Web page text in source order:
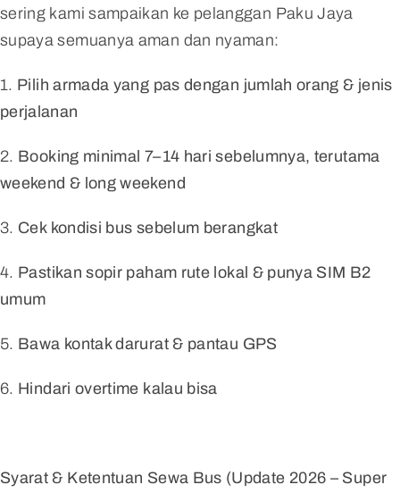
sering kami sampaikan ke pelanggan Paku Jaya
supaya semuanya aman dan nyaman:
1. Pilih armada yang pas dengan jumlah orang & jenis
perjalanan
2. Booking minimal 7–14 hari sebelumnya, terutama
weekend & long weekend
3. Cek kondisi bus sebelum berangkat
4. Pastikan sopir paham rute lokal & punya SIM B2
umum
5. Bawa kontak darurat & pantau GPS
6. Hindari overtime kalau bisa
Syarat & Ketentuan Sewa Bus (Update 2026 – Super